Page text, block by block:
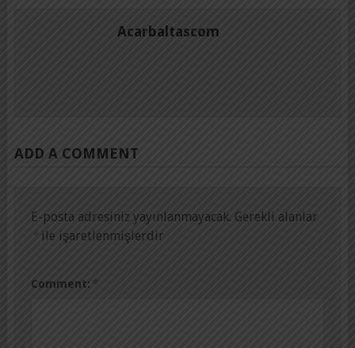
Acarbaltascom
ADD A COMMENT
E-posta adresiniz yayınlanmayacak. Gerekli alanlar
* ile işaretlenmişlerdir
Comment: *